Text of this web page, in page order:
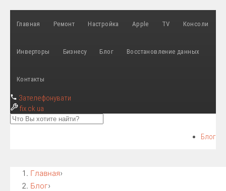
Главная Ремонт Настройка Apple TV Консоли
Инверторы Бизнесу Блог Восстановление данных
Контакты
Зателефонувати
fix.ck.ua
Блог
Главная›
Блог›